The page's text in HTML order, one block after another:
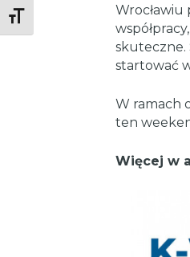
Toggle Font size
Wrocławiu
skuteczne.
startować
W ramach
ten
Więcej w